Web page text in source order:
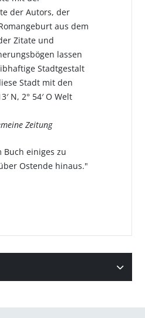
der Autors, der
aus dem
Zitate und
lassen
Stadtgestalt
Stadt mit den
N, 2° 54′ O Welt
Zeitung
Buch einiges zu
Ostende hinaus."